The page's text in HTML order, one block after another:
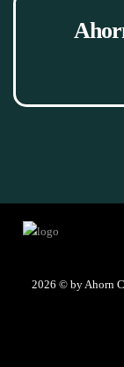
2026 © by Ahorn